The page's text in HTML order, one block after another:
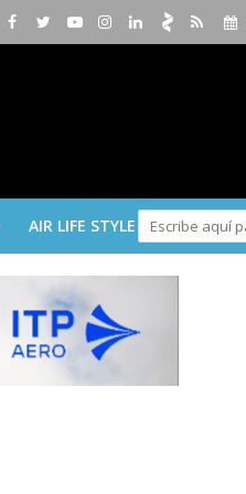
AIR LIFE STYLE